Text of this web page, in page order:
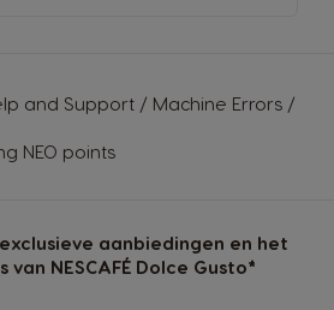
and Support / Machine Errors /
NEO points
aanbiedingen en het
NESCAFÉ Dolce Gusto*